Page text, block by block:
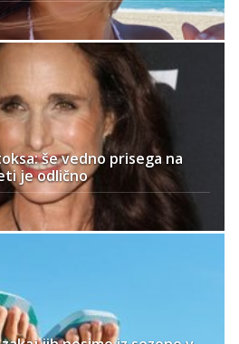
še vedno prisega na
je odlično